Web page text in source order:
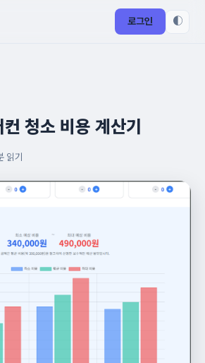
로그인 ◐
청소 비용 계산기
읽기